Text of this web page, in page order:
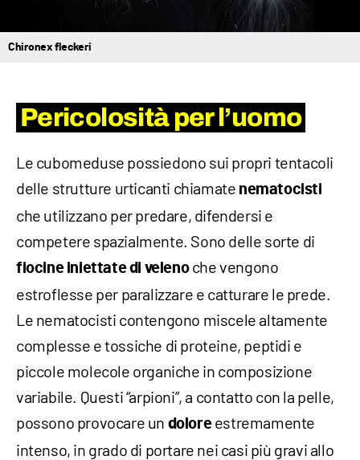
Chironex fleckeri
Pericolosità per l’uomo
Le cubomeduse possiedono sui propri tentacoli
delle strutture urticanti chiamate nematocisti
che utilizzano per predare, difendersi e
competere spazialmente. Sono delle sorte di
fiocine iniettate di velenoche vengono
estroflesse per paralizzare e catturare le prede.
Le nematocisti contengono miscele altamente
complesse e tossiche di proteine, peptidi e
piccole molecole organiche in composizione
variabile. Questi “arpioni”, a contatto con la pelle,
possono provocare un doloreestremamente
intenso, in grado di portare nei casi più gravi allo